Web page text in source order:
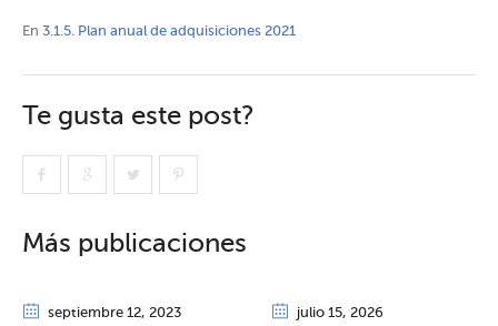
En 3.1.5. Plan anual de adquisiciones 2021
Te gusta este post?
Más publicaciones
septiembre 12, 2023 julio 15, 2026